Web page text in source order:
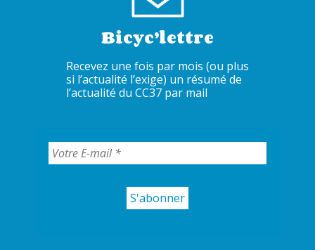
Bicyc’lettre
Recevez une fois par mois (ou plus
si l’actualité l’exige) un résumé de
l’actualité du CC37 par mail